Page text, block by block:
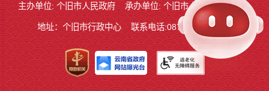
主办单位: 个旧市人民政府
承办单位: 个旧市人民政府办公室
地址：个旧市行政中心 联系电话:0873－2123215